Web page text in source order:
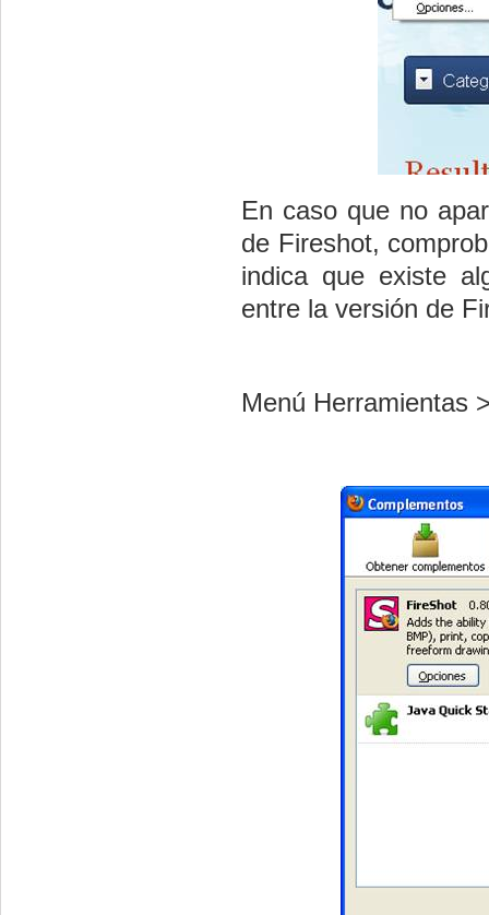
En caso que no
de Fireshot,
indica que existe
entre la versión de
Menú Herramientas